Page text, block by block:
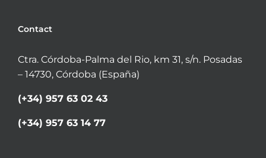
Contact
Ctra. Córdoba-Palma del Rio, km 31, s/n. Posadas
– 14730, Córdoba (España)
(+34) 957 63 02 43
(+34) 957 63 14 77